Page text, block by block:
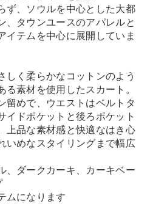
ず、ソウルを中心とした大都
、タウンユースのアパレルと
イテムを中心に展開していま
しく柔らかなコットンのよう
る素材を使用したスカート。
留めで、ウエストはベルトタ
イドポケットと後ろポケット
上品な素材感と快適なはき心
いめなスタイリングまで幅広
、ダークカーキ、カーキベー
ムになります